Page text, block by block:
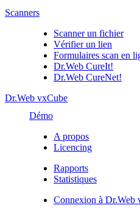
Scanners
Scanner un fichier
Vérifier un lien
Formulaires scan en
Dr.Web CureIt!
Dr.Web CureNet!
Dr.Web vxCube
Démo
A propos
Licencing
Rapports
Statistiques
Connexion à Dr.Web